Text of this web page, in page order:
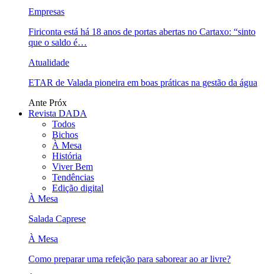
Empresas
Firiconta está há 18 anos de portas abertas no Cartaxo: “sinto
que o saldo é…
Atualidade
ETAR de Valada pioneira em boas práticas na gestão da água
Ante Próx
Revista DADA
Todos
Bichos
À Mesa
História
Viver Bem
Tendências
Edição digital
À Mesa
Salada Caprese
À Mesa
Como preparar uma refeição para saborear ao ar livre?